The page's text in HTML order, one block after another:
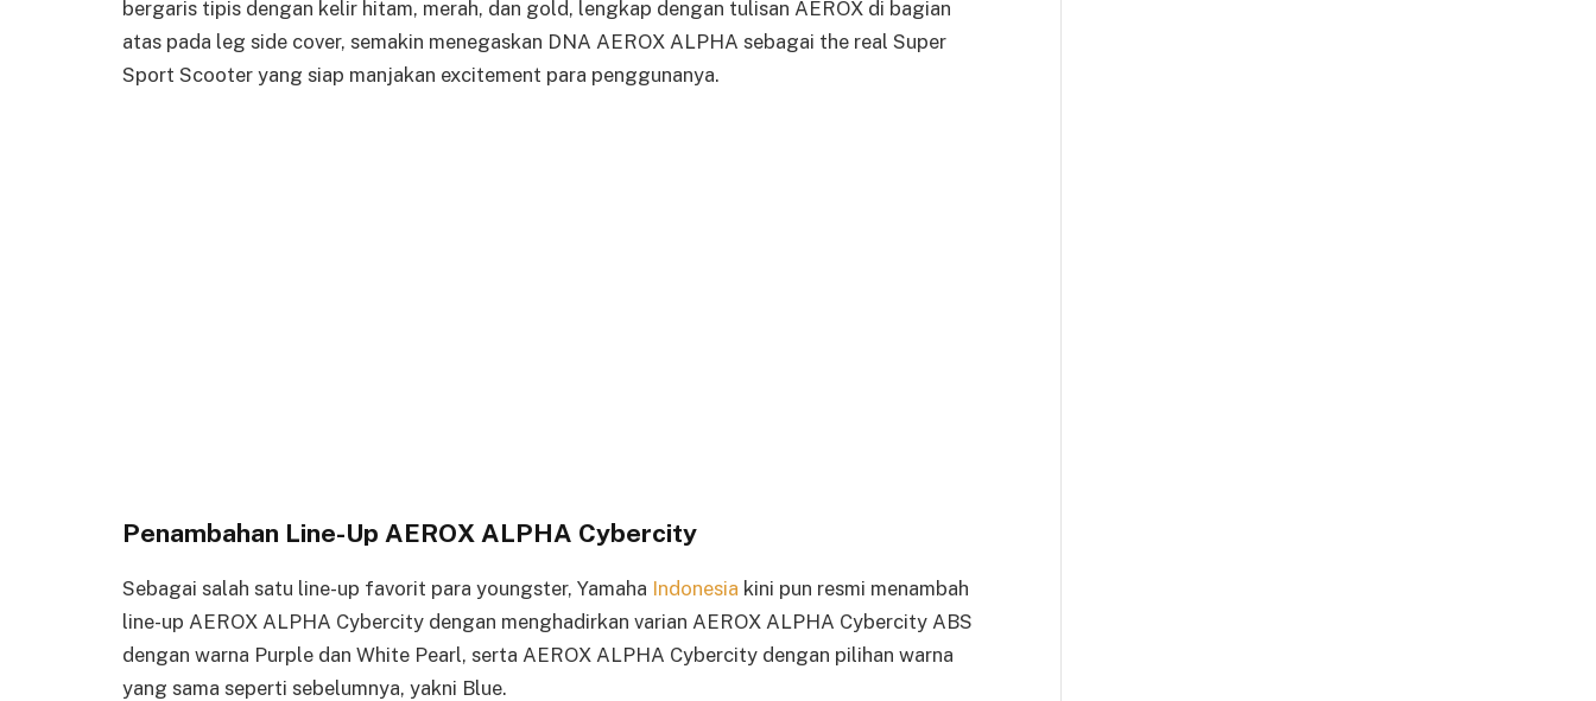
bergaris tipis dengan kelir hitam, merah, dan gold, lengkap dengan tulisan AEROX di bagian
atas pada leg side cover, semakin menegaskan DNA AEROX ALPHA sebagai the real Super
Sport Scooter yang siap manjakan excitement para penggunanya.
Penambahan Line-Up AEROX ALPHA Cybercity
Sebagai salah satu line-up favorit para youngster, Yamaha Indonesia kini pun resmi menambah
line-up AEROX ALPHA Cybercity dengan menghadirkan varian AEROX ALPHA Cybercity ABS
dengan warna Purple dan White Pearl, serta AEROX ALPHA Cybercity dengan pilihan warna
yang sama seperti sebelumnya, yakni Blue.